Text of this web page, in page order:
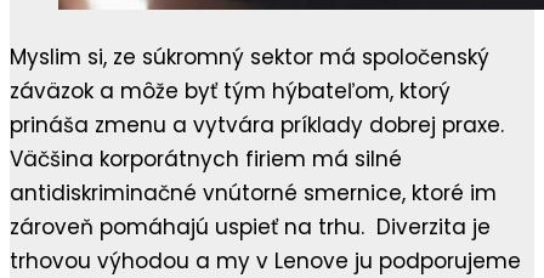
Myslim si, ze súkromný sektor má spoločenský
záväzok a môže byť tým hýbateľom, ktorý
prináša zmenu a vytvára príklady dobrej praxe.
Väčšina korporátnych firiem má silné
antidiskriminačné vnútorné smernice, ktoré im
zároveň pomáhajú uspieť na trhu. Diverzita je
trhovou výhodou a my v Lenove ju podporujeme